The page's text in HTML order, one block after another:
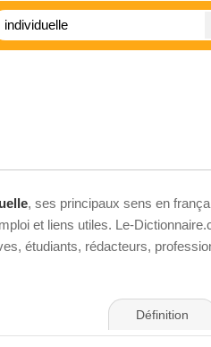
, ses principaux sens en
et liens utiles. Le-
étudiants, rédacteurs,
Définition